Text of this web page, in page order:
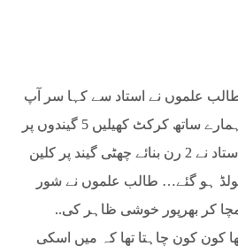
علموں نے استاد سے کہا سر آپ
ہمارے ساتھ کرکٹ کھیلیں 5 گیندوں پر
استاد نے 2 رن بنائے چھٹی گیند پر کلین
ہو گئے… طالب علموں نے شور
کر بھرپور خوشی ظاہر کی..
کون کون چاہتا تھا کہ میں اسکی